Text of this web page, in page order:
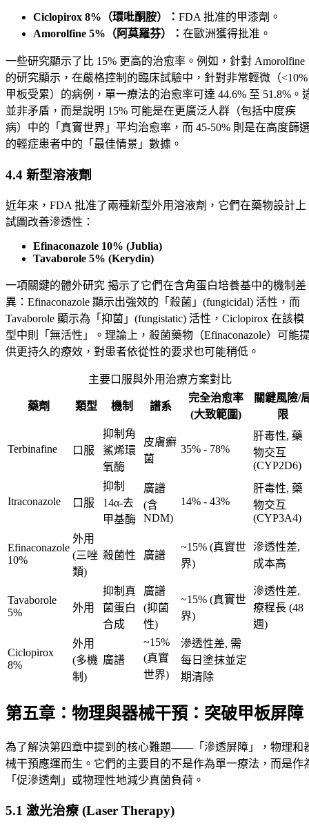
Ciclopirox 8%（環吡酮胺）： FDA 批准的甲漆劑。
Amorolfine 5%（阿莫羅芬）： 在歐洲獲得批准。
一些研究顯示了比 15% 更高的治愈率。例如，針對 Amorolfine
的研究顯示，在嚴格控制的臨床試驗中，針對非常輕微（<10%
甲板受累）的病例，單一療法的治愈率可達 44.6% 至 51.8%。
並非矛盾，而是說明 15% 可能是在更廣泛人群（包括中度疾
病）中的「真實世界」平均治愈率，而 45-50% 則是在高度篩
的輕症患者中的「最佳情景」數據。
4.4 新型溶液劑
近年來，FDA 批准了兩種新型外用溶液劑，它們在藥物設計上
試圖改善滲透性：
Efinaconazole 10% (Jublia)
Tavaborole 5% (Kerydin)
一項關鍵的體外研究 揭示了它們在含角蛋白培養基中的機制差
異：Efinaconazole 顯示出強效的「殺菌」(fungicidal) 活性，而
Tavaborole 顯示為「抑菌」(fungistatic) 活性，Ciclopirox 在該模
型中則「無活性」。理論上，殺菌藥物（Efinaconazole）可能
供更持久的療效，對患者依從性的要求也可能稍低。
主要口服與外用治療方案對比
藥劑 類型 機制 譜系
完全治愈率
(大致範圍)
關鍵風險/
限
Terbinafine 口服
抑制角
鯊烯環
氧酶
皮膚癬
菌
35% - 78%
肝毒性, 藥
物交互
(CYP2D6)
Itraconazole 口服
抑制
14α-去
甲基酶
廣譜
(含
NDM)
14% - 43%
肝毒性, 藥
物交互
(CYP3A4)
Efinaconazole
10%
外用
(三唑
類)
殺菌性 廣譜
~15% (真實世
界)
滲透性差,
成本高
Tavaborole
5%
外用
抑制真
菌蛋白
合成
廣譜
(抑菌
性)
~15% (真實世
界)
滲透性差,
療程長 (48
週)
Ciclopirox
8%
外用
(多機
制)
廣譜
~15%
(真實
世界)
滲透性差, 需
每日塗抹並定
期清除
第五章：物理與器械干預：突破甲板屏障
為了解決第四章中提到的核心難題——「滲透屏障」，物理和
械干預應運而生。它們的主要目的不是作為單一療法，而是作
「促滲透劑」或物理性地減少真菌負荷。
5.1 激光治療 (Laser Therapy)